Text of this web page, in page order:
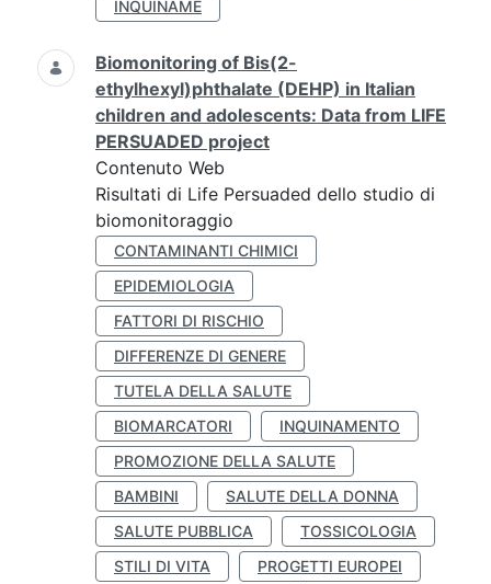
INQUINAME
Biomonitoring of Bis(2-
ethylhexyl)phthalate (DEHP) in Italian
children and adolescents: Data from LIFE
PERSUADED project
Contenuto Web
Risultati di Life Persuaded dello studio di
biomonitoraggio
CONTAMINANTI CHIMICI
EPIDEMIOLOGIA
FATTORI DI RISCHIO
DIFFERENZE DI GENERE
TUTELA DELLA SALUTE
BIOMARCATORI
INQUINAMENTO
PROMOZIONE DELLA SALUTE
BAMBINI
SALUTE DELLA DONNA
SALUTE PUBBLICA
TOSSICOLOGIA
STILI DI VITA
PROGETTI EUROPEI